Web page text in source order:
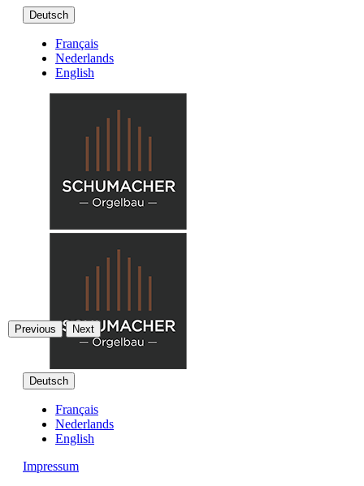
Deutsch
Français
Nederlands
English
Deutsch
Français
Nederlands
English
Impressum
Previous Next